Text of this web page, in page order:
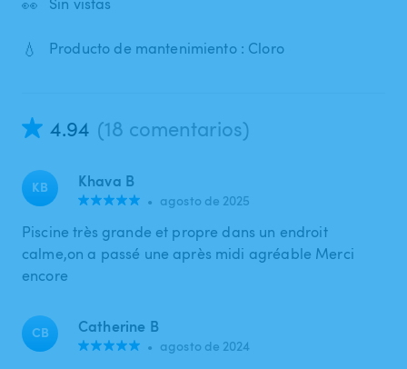
💧 Producto de mantenimiento : Cloro
4.94 (18 comentarios)
KB Khava B
• agosto de 2025
Piscine très grande et propre dans un endroit
calme,on a passé une après midi agréable Merci
encore
CB Catherine B
• agosto de 2024